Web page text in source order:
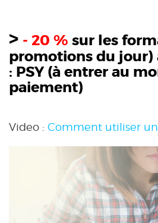
> - 20 % sur les
promotions du jour)
: PSY(à entrer au
paiement)
Video : Comment utiliser